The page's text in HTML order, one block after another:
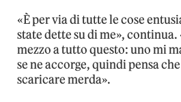
«È per via di tutte le cose
state dette su di me»,
mezzo a tutto questo: uno mi
se ne accorge, quindi pensa
scaricare merda».